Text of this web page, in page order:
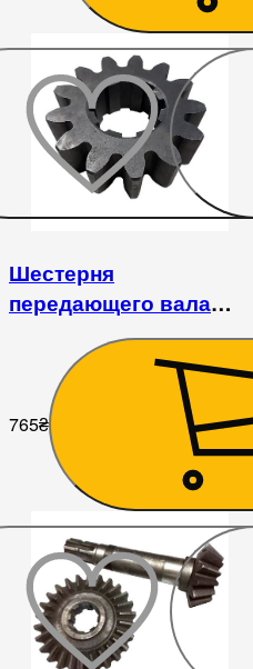
Шестерня
передающего вала
грунтофрезы 1GQN-
125/140/150
765₴